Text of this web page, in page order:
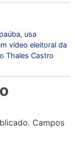
usa
vídeo eleitoral da
Thales Castro
Campos